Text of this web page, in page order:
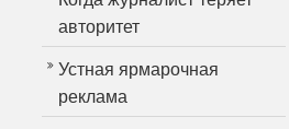
авторитет
Устная ярмарочная
реклама